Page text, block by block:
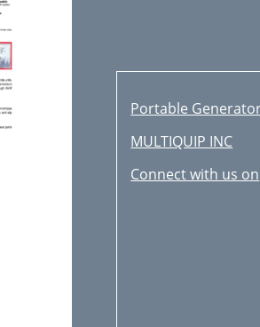
Portable
MULTIQUIP INC
Connect with us on